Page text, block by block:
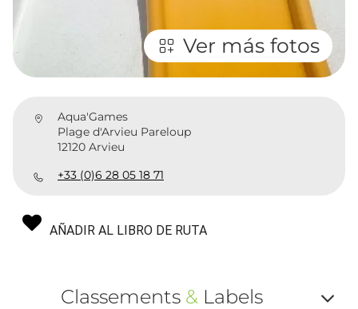
Ver más fotos
Aqua'Games
Plage d'Arvieu Pareloup
12120 Arvieu
+33 (0)6 28 05 18 71
AÑADIR AL LIBRO DE RUTA
Classements &Labels